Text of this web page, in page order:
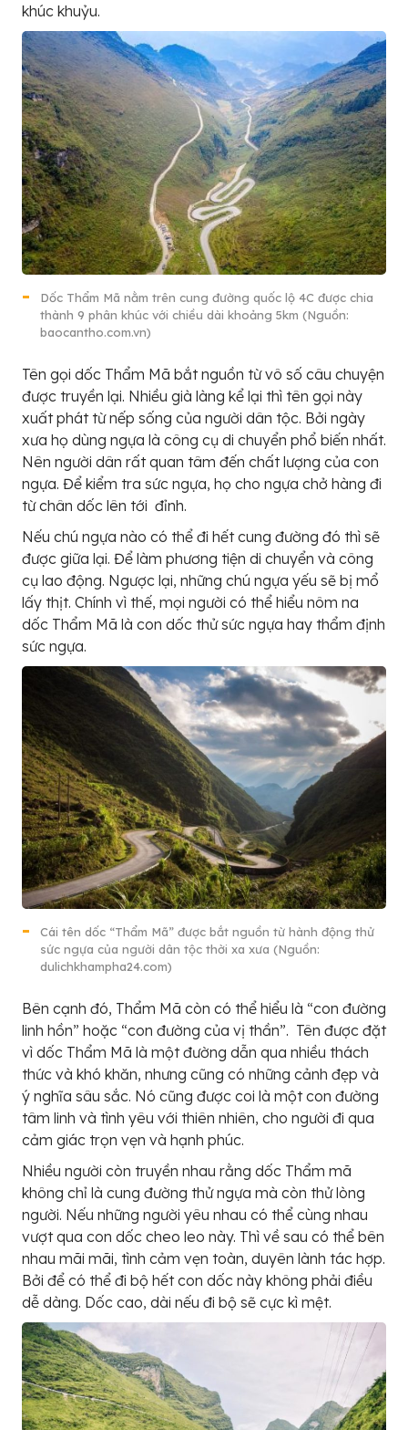
khúc khuỷu.
Dốc Thẩm Mã nằm trên cung đường quốc lộ 4C được chia
thành 9 phân khúc với chiều dài khoảng 5km (Nguồn:
baocantho.com.vn)
Tên gọi dốc Thẩm Mã bắt nguồn từ vô số câu chuyện
được truyền lại. Nhiều già làng kể lại thì tên gọi này
xuất phát từ nếp sống của người dân tộc. Bởi ngày
xưa họ dùng ngựa là công cụ di chuyển phổ biến nhất.
Nên người dân rất quan tâm đến chất lượng của con
ngựa. Để kiểm tra sức ngựa, họ cho ngựa chở hàng đi
từ chân dốc lên tới đỉnh.
Nếu chú ngựa nào có thể đi hết cung đường đó thì sẽ
được giữa lại. Để làm phương tiện di chuyển và công
cụ lao động. Ngược lại, những chú ngựa yếu sẽ bị mổ
lấy thịt. Chính vì thế, mọi người có thể hiểu nôm na
dốc Thẩm Mã là con dốc thử sức ngựa hay thẩm định
sức ngựa.
Cái tên dốc “Thẩm Mã” được bắt nguồn từ hành động thử
sức ngựa của người dân tộc thời xa xưa (Nguồn:
dulichkhampha24.com)
Bên cạnh đó, Thẩm Mã còn có thể hiểu là “con đường
linh hồn” hoặc “con đường của vị thần”. Tên được đặt
vì dốc Thẩm Mã là một đường dẫn qua nhiều thách
thức và khó khăn, nhưng cũng có những cảnh đẹp và
ý nghĩa sâu sắc. Nó cũng được coi là một con đường
tâm linh và tình yêu với thiên nhiên, cho người đi qua
cảm giác trọn vẹn và hạnh phúc.
Nhiều người còn truyền nhau rằng dốc Thẩm mã
không chỉ là cung đường thử ngựa mà còn thử lòng
người. Nếu những người yêu nhau có thể cùng nhau
vượt qua con dốc cheo leo này. Thì về sau có thể bên
nhau mãi mãi, tình cảm vẹn toàn, duyên lành tác hợp.
Bởi để có thể đi bộ hết con dốc này không phải điều
dễ dàng. Dốc cao, dài nếu đi bộ sẽ cực kì mệt.